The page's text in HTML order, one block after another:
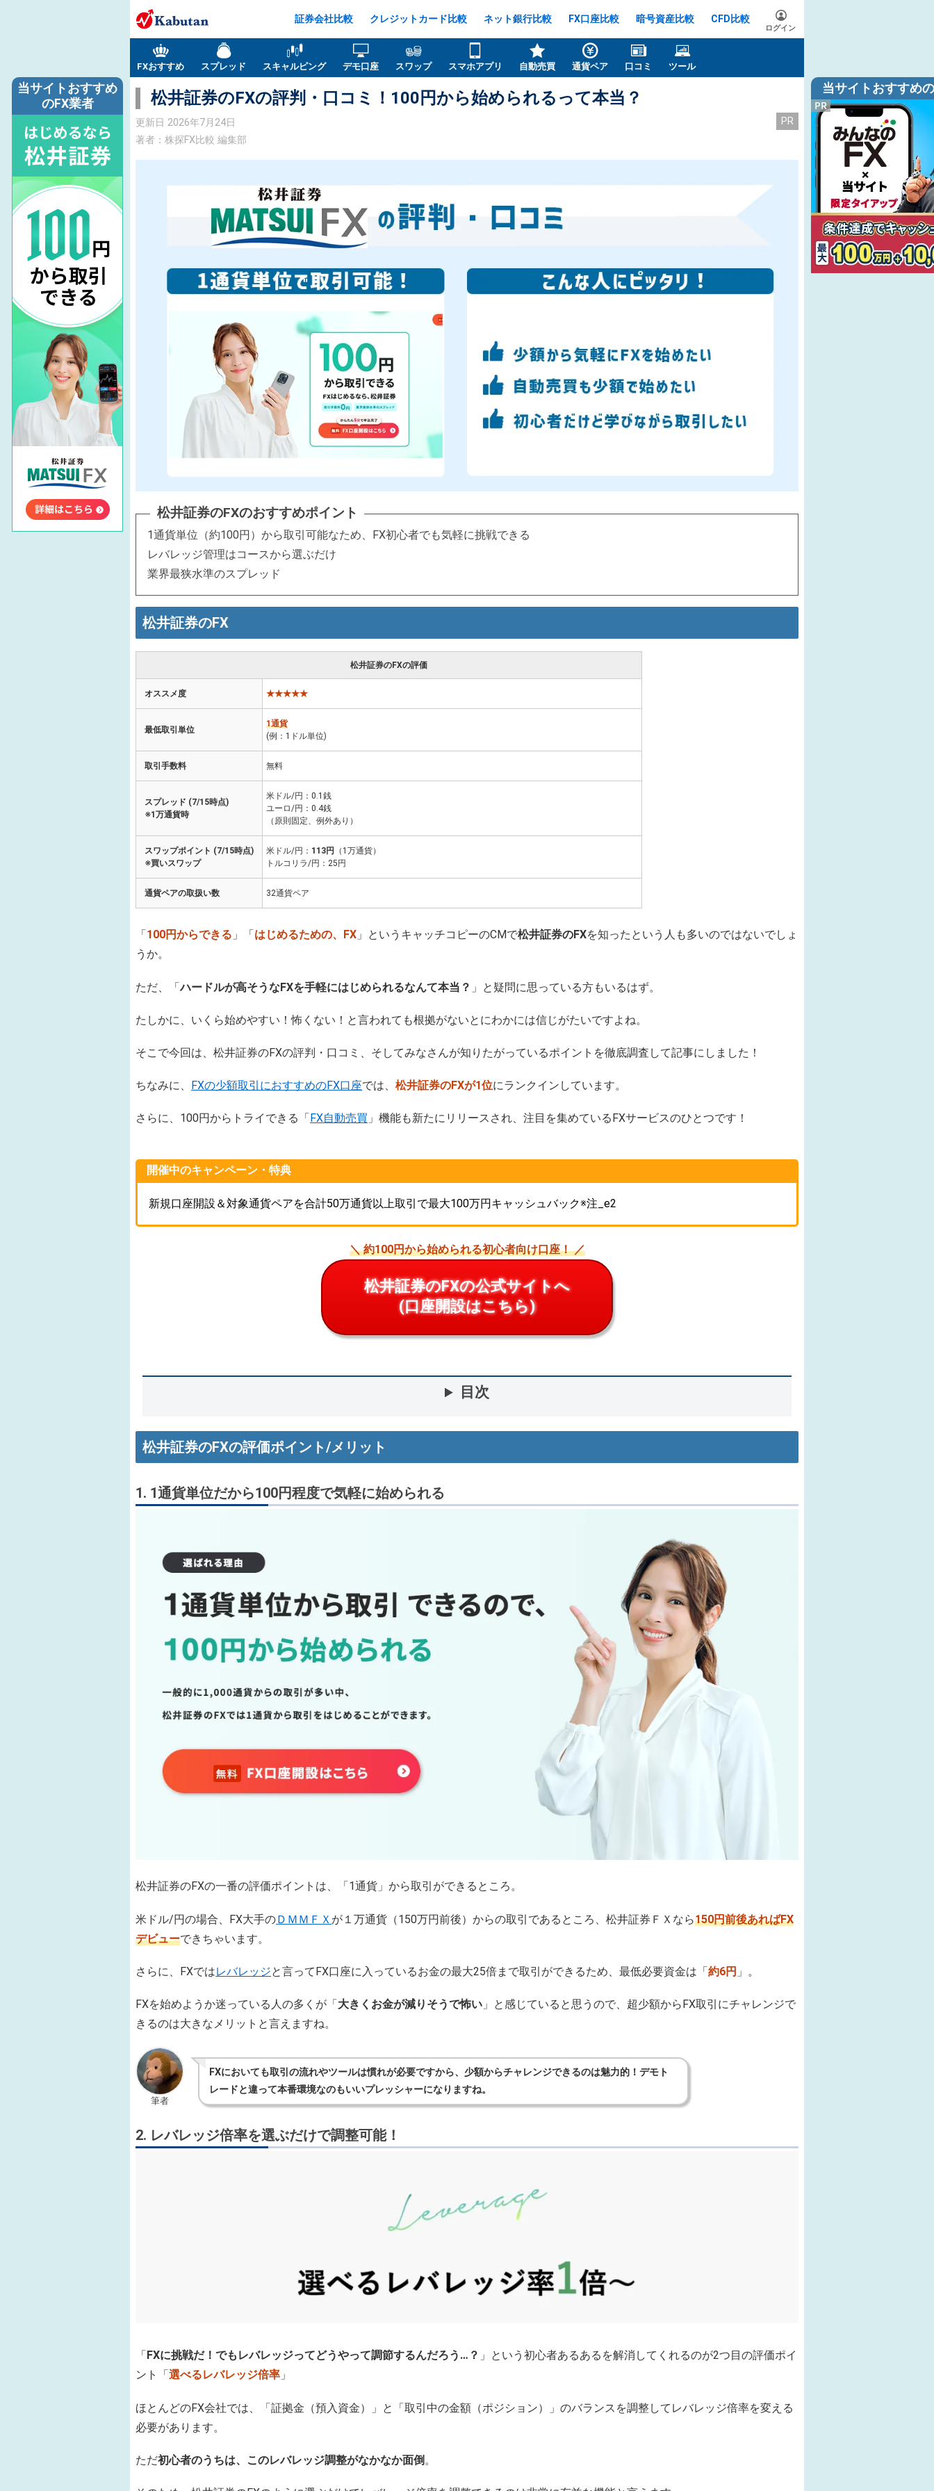
証券会社比較 クレジットカード比較 ネット銀行比較 FX口座比較 暗号資産比較 CFD比較
ログイン
FXおすすめ スプレッド スキャルピング デモ口座 スワップ スマホアプリ 自動売買 通貨ペア 口コミ ツール
松井証券のFXの評判・口コミ！100円から始められるって本当？
更新日 2026年7月24日
PR
著者：株探FX比較 編集部
松井証券のFXのおすすめポイント
1通貨単位（約100円）から取引可能なため、FX初心者でも気軽に挑戦できる
レバレッジ管理はコースから選ぶだけ
業界最狭水準のスプレッド
松井証券のFX
松井証券のFXの評価
オススメ度 ★★★★★
最低取引単位
1通貨
(例：1ドル単位)
取引手数料 無料
スプレッド (7/15時点)
※1万通貨時
米ドル/円：0.1銭
ユーロ/円：0.4銭
（原則固定、例外あり）
スワップポイント (7/15時点)
※買いスワップ
米ドル/円： 113円
（1万通貨）
トルコリラ/円：25円
通貨ペアの取扱い数 32通貨ペア
「 100円からできる 」「 はじめるための、FX 」というキャッチコピーのCMで松井証券のFXを知ったという人も多いのではないでしょ
うか。
ただ、「ハードルが高そうなFXを手軽にはじめられるなんて本当？ 」と疑問に思っている方もいるはず。
たしかに、いくら始めやすい！怖くない！と言われても根拠がないとにわかには信じがたいですよね。
そこで今回は、 松井証券のFXの評判・口コミ、そしてみなさんが知りたがっているポイント を徹底調査して記事にしました！
ちなみに、 FXの少額取引におすすめのFX口座では、 松井証券のFXが1位にランクインしています。
さらに、100円からトライできる「 FX自動売買 」機能も新たにリリースされ、注目を集めているFXサービスのひとつです！
開催中のキャンペーン・特典
新規口座開設＆対象通貨ペアを合計50万通貨以上取引で最大100万円キャッシュバック※注_e2
＼ 約100円から始められる初心者向け口座！ ／
松井証券のFXの公式サイトへ
(口座開設はこちら)
目次
松井証券のFXの評価ポイント/メリット
1. 1通貨単位だから100円程度で気軽に始められる
松井証券のFXの一番の評価ポイントは、 「1通貨」から取引ができるところ。
米ドル/円の場合、FX大手のＤＭＭＦＸ が１万通貨（150万円前後）からの取引であるところ、松井証券ＦＸなら150円前後あればFX
デビューできちゃいます。
さらに、FXではレバレッジと言ってFX口座に入っているお金の最大25倍まで取引ができるため、最低必要資金は「約6円 」。
FXを始めようか迷っている人の多くが「大きくお金が減りそうで怖い 」と感じていると思うので、 超少額からFX取引にチャレンジで
きるのは大きなメリット と言えますね。
筆者
FXにおいても取引の流れやツールは慣れが必要ですから、少額からチャレンジできるのは魅力的！デモト
レードと違って本番環境なのもいいプレッシャーになりますね。
2. レバレッジ倍率を選ぶだけで調整可能！
「 FXに挑戦だ！でもレバレッジってどうやって調節するんだろう…？ 」という初心者あるあるを解消してくれるのが2つ目の評価ポイ
ント「 選べるレバレッジ倍率 」
ほとんどのFX会社では、「証拠金（預入資金）」と「取引中の金額（ポジション）」のバランスを調整してレバレッジ倍率を変える
必要があります。
ただ初心者のうちは、このレバレッジ調整がなかなか面倒 。
当サイトおすすめ
当サイトおすすめ
のFX業者